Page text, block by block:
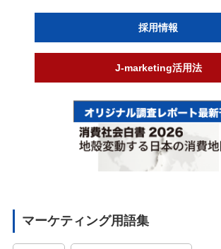
採用情報
J-marketing活用法
マーケティング用語集